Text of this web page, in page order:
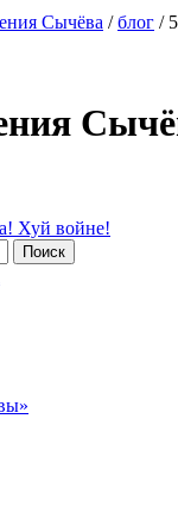
Сычёва /блог /
Хуй войне!